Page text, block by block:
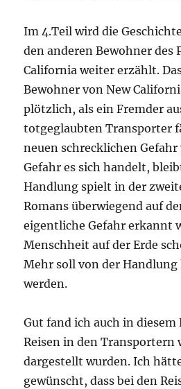
Im 4.Teil wird die
den anderen Bewohner des
California weiter erzählt.
Bewohner von New
plötzlich, als ein Fremder
totgeglaubten Transporter
neuen schrecklichen
Gefahr es sich handelt,
Handlung spielt in der
Romans überwiegend auf
eigentliche Gefahr erkannt
Menschheit auf der Erde
Mehr soll von der
werden.
Gut fand ich auch in diesem
Reisen in den Transportern
dargestellt wurden. Ich
gewünscht, dass bei den